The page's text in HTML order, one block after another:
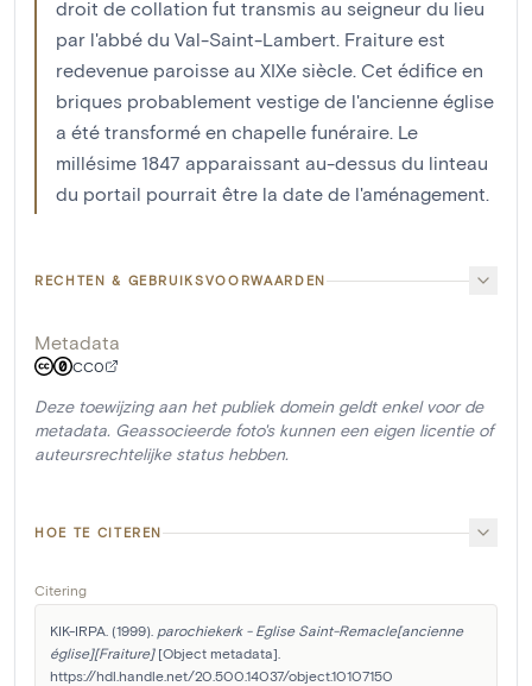
droit de collation fut transmis au seigneur du lieu
par l'abbé du Val-Saint-Lambert. Fraiture est
redevenue paroisse au XIXe siècle. Cet édifice en
briques probablement vestige de l'ancienne église
a été transformé en chapelle funéraire. Le
millésime 1847 apparaissant au-dessus du linteau
du portail pourrait être la date de l'aménagement.
RECHTEN & GEBRUIKSVOORWAARDEN
Metadata
CC0
Deze toewijzing aan het publiek domein geldt enkel voor de
metadata. Geassocieerde foto's kunnen een eigen licentie of
auteursrechtelijke status hebben.
HOE TE CITEREN
Citering
KIK-IRPA. (1999). parochiekerk - Eglise Saint-Remacle[ancienne
église][Fraiture] [Object metadata].
https://hdl.handle.net/20.500.14037/object.10107150